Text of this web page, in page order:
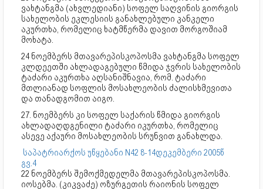
ვახტანგმა (ახვლედიანი) სოფელ საღვინის გიორგის
სახელობის ეკლესიის განახლებული კანკელი
აკურთხა, რომელიც ხატმწერმა დავით მორგოშიამ
მოხატა.
24 ნოემბერს მთავარეპისკოპოსმა ვახტანგმა სოფელ
კლდეეთში ახლადაგებული წმიდა ჯვრის სახელობის
ტაძარი აკურთხა აღსანიშნავია, რომ. ტაძარი
მთლიანად სოფლის მოსახლეობის ძალისხმევითა
და თანადგომით აიგო.
27. ნოემბერს კი სოფელ საქარის წმიდა გიორგის
ახლადაღდგენილი ტაძარი იკურთხა, რომელიც
ასევე აქაური მოსახლეობის სრუნვით განახლდა.
საპატრიარქოს უწყებანი N42 8-14დეკემბერი 2005წ
გვ.4
22 ნოემბერს შემოქმედელმა მთავარეპისკოპოსმა.
იოსებმა. (კიკვაძე) ოზურგეთის რაიონის სოფელ